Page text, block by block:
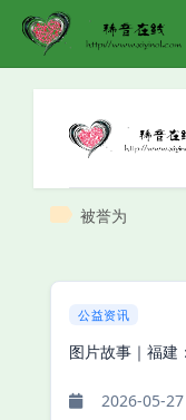
被誉为
公益资讯
图片故事｜福建
2026-05-27